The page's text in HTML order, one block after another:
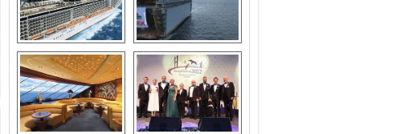
“Gemi içinde gemi”
konsepti ile MSC
Splendida
Dünyada tek!
Denizaltı yüzer
havuzu intikal
seyrine başladı